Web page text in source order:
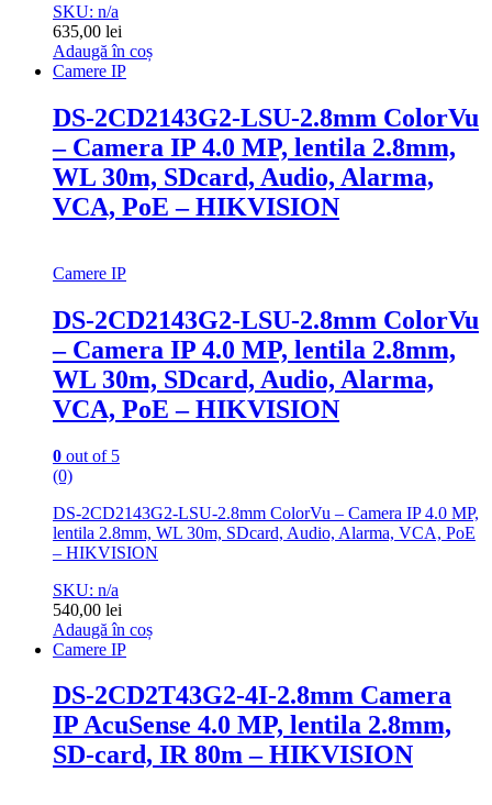
SKU: n/a
635,00 lei
Adaugă în coș
Camere IP
DS-2CD2143G2-LSU-2.8mm ColorVu
– Camera IP 4.0 MP, lentila 2.8mm,
WL 30m, SDcard, Audio, Alarma,
VCA, PoE – HIKVISION
Camere IP
DS-2CD2143G2-LSU-2.8mm ColorVu
– Camera IP 4.0 MP, lentila 2.8mm,
WL 30m, SDcard, Audio, Alarma,
VCA, PoE – HIKVISION
0 out of 5
(0)
DS-2CD2143G2-LSU-2.8mm ColorVu – Camera IP 4.0 MP,
lentila 2.8mm, WL 30m, SDcard, Audio, Alarma, VCA, PoE
– HIKVISION
SKU: n/a
540,00 lei
Adaugă în coș
Camere IP
DS-2CD2T43G2-4I-2.8mm Camera
IP AcuSense 4.0 MP, lentila 2.8mm,
SD-card, IR 80m – HIKVISION